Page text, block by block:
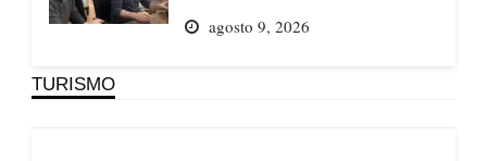
agosto 9, 2026
TURISMO